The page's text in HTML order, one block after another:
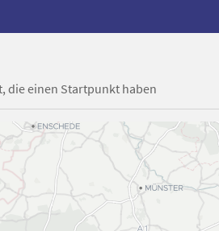
die einen Startpunkt haben